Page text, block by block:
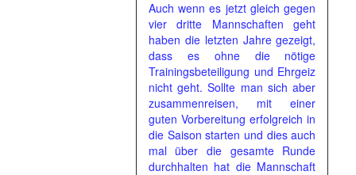
Auch wenn es jetzt gleich gegen
vier dritte Mannschaften geht
haben die letzten Jahre gezeigt,
dass es ohne die nötige
Trainingsbeteiligung und Ehrgeiz
nicht geht. Sollte man sich aber
zusammenreisen, mit einer
guten Vorbereitung erfolgreich in
die Saison starten und dies auch
mal über die gesamte Runde
durchhalten hat die Mannschaft